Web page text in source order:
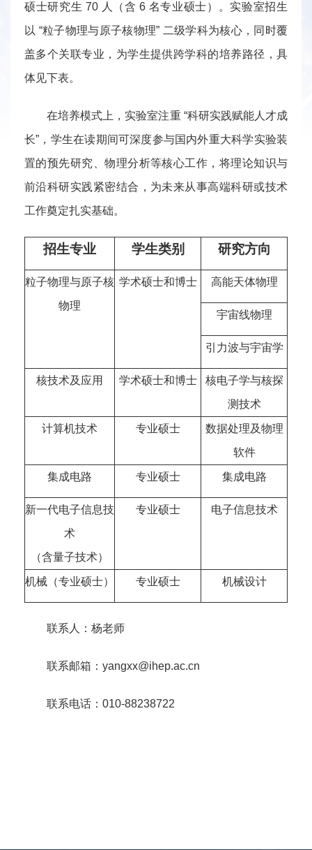
硕士研究生 70 人（含 6 名专业硕士）。实验室招生
以 “粒子物理与原子核物理” 二级学科为核心，同时覆
盖多个关联专业，为学生提供跨学科的培养路径，具
体见下表。
在培养模式上，实验室注重 “科研实践赋能人才成
长”，学生在读期间可深度参与国内外重大科学实验装
置的预先研究、物理分析等核心工作，将理论知识与
前沿科研实践紧密结合，为未来从事高端科研或技术
工作奠定扎实基础。
招生专业 学生类别 研究方向
粒子物理与原子核
物理
学术硕士和博士 高能天体物理
宇宙线物理
引力波与宇宙学
核技术及应用 学术硕士和博士
核电子学与核探
测技术
计算机技术 专业硕士
数据处理及物理
软件
集成电路 专业硕士 集成电路
新一代电子信息技
术
（含量子技术）
专业硕士 电子信息技术
机械（专业硕士） 专业硕士 机械设计
联系人：杨老师
联系邮箱：yangxx@ihep.ac.cn
联系电话：010-88238722